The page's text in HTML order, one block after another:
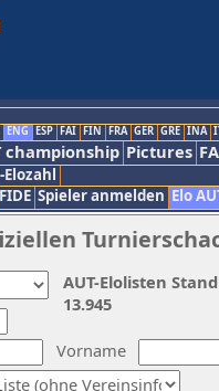
ENG ESP FAI FIN FRA GER GRE INA
championship Pictures
FIDE Spieler anmelden Elo
Vorname
AUT-Elolisten
13.945